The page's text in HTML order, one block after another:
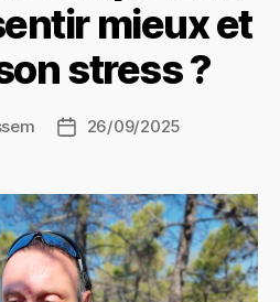
mieux et
stress ?
Date26/09/2025